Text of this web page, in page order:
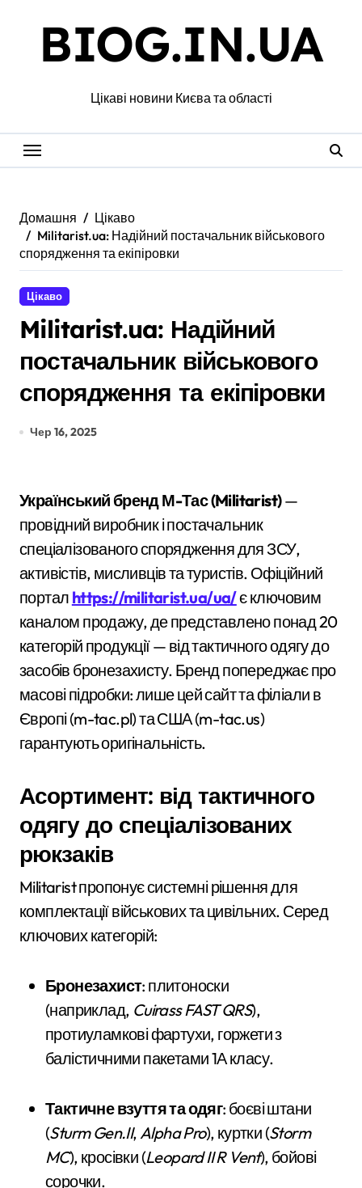
BIOG.IN.UA
Цікаві новини Києва та області
Домашня
Цікаво
Militarist.ua: Надійний постачальник військового
спорядження та екіпіровки
Цікаво
Militarist.ua: Надійний
постачальник військового
спорядження та екіпіровки
Чер 16, 2025
Український бренд М-Тас (Militarist)—
провідний виробник і постачальник
спеціалізованого спорядження для ЗСУ,
активістів, мисливців та туристів. Офіційний
портал https://militarist.ua/ua/є ключовим
каналом продажу, де представлено понад 20
категорій продукції — від тактичного одягу до
засобів бронезахисту. Бренд попереджає про
масові підробки: лише цей сайт та філіали в
Європі (m-tac.pl) та США (m-tac.us)
гарантують оригінальність.
Асортимент: від тактичного
одягу до спеціалізованих
рюкзаків
Militarist пропонує системні рішення для
комплектації військових та цивільних. Серед
ключових категорій:
Бронезахист: плитоноски
(наприклад, Cuirass FAST QRS),
протиуламкові фартухи, горжети з
балістичними пакетами 1А класу.
Тактичне взуття та одяг: боєві штани
(Sturm Gen.II,Alpha Pro), куртки (Storm
MC), кросівки (Leopard II R Vent), бойові
сорочки.